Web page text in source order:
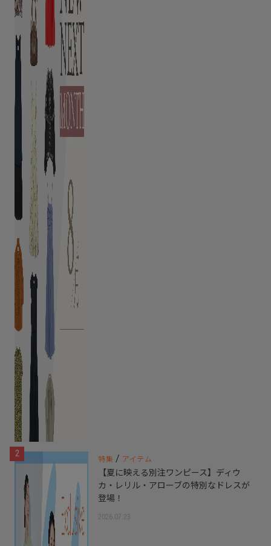
2 特集 / アイテム
【夏に映える別注ワンピース】ディウ
カ・レリル・アローブの特別なドレスが
登場！
2026.07.23